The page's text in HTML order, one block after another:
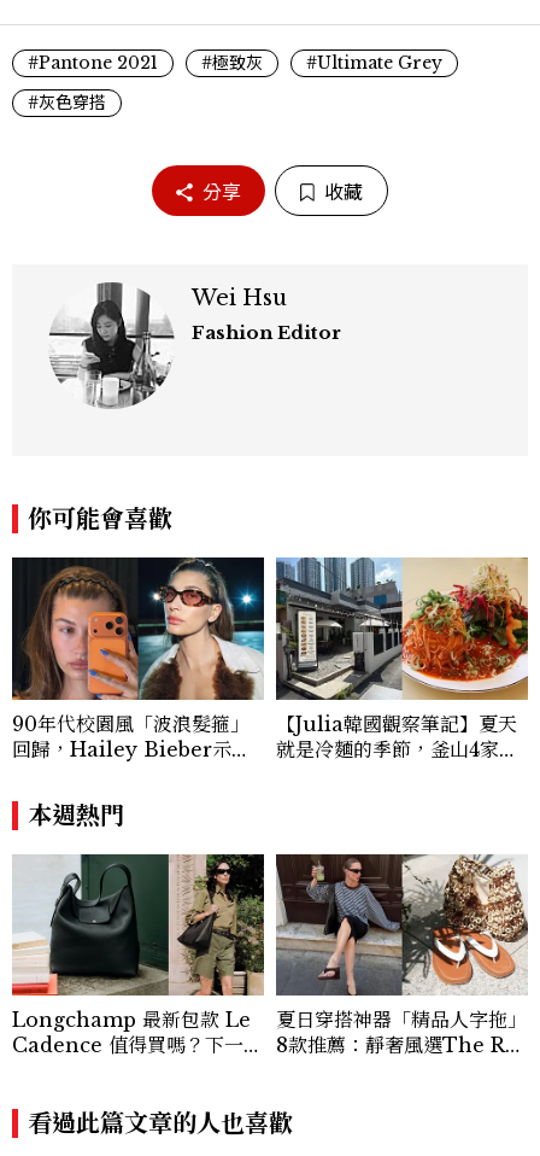
#Pantone 2021 #極致灰
#Ultimate Grey
#灰色穿搭
分享 收藏
Wei Hsu
Fashion Editor
你可能會喜歡
90年代校園風「波浪髮箍」
回歸，Hailey Bieber示範
u髮箍未開賣先爆紅！
【Julia韓國觀察筆記】夏天
就是冷麵的季節，釜山4家必
本週熱門
Longchamp 最新包款 Le
Cadence 值得買嗎？下一款
夏日穿搭神器「精品人字拖」
8款推薦：靜奢風選The Ro
看過此篇文章的人也喜歡